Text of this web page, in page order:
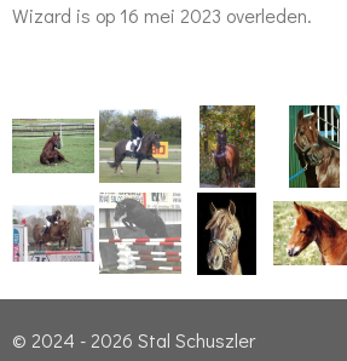
Wizard is op 16 mei 2023 overleden.
© 2024 - 2026 Stal Schuszler